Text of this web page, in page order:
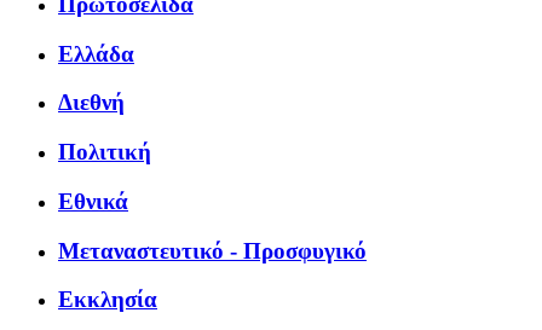
Ελλάδα
Διεθνή
Πολιτική
Εθνικά
Μεταναστευτικό - Προσφυγικό
Εκκλησία